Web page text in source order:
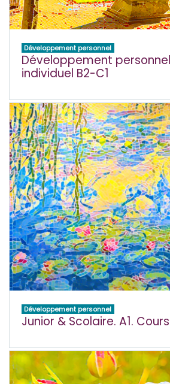
Développement personnel
Développement
individuel B2-C1
Développement personnel
Junior & Scolaire. A1.